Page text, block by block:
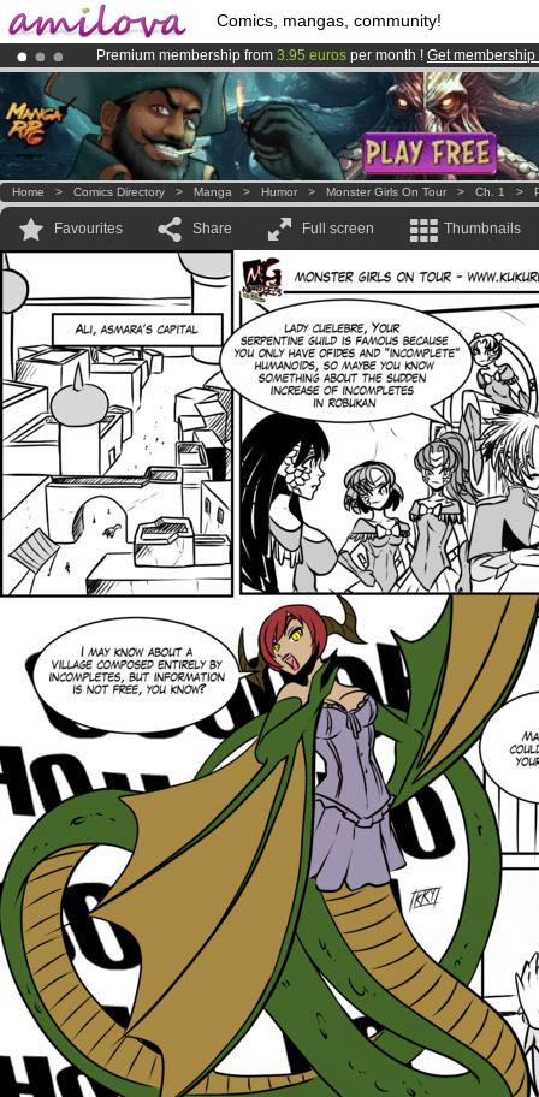
Comics, mangas, community!
Premium membership from 3.95 euros per month ! Get membership
AmilovaKickstarter is now LIVE!.
Already 134393membersand 1208 comics & mangas!.
Home > Comics Directory > Manga > Humor > Monster Girls On Tour > Ch. 1 >
Favourites Share Full screen Thumbnails